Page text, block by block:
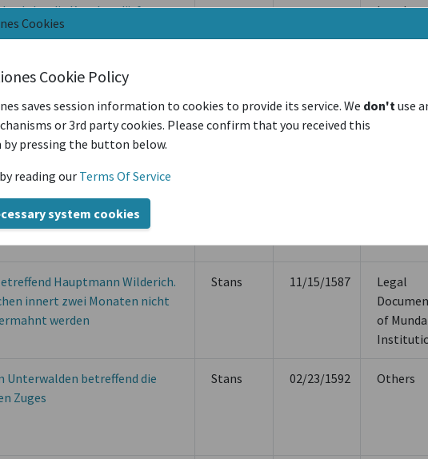
Cookies
Cookie Policy
saves session information to cookies to provide its service. We don't use
or 3rd party cookies. Please confirm that you received this
pressing the button below.
reading ourTerms Of Service
system cookies
gelobt, die Knechte dürfen
Besoldung sorgen
Legal
Farliman: dieser soll
dafür sorgen, dass seine
einen Aufbruch für den
aber ein Hintersässe
so werden diese
Hauptmann Wilderich.
innert zwei Monaten nicht
werden
Stans 11/15/1587
Legal
of
Unterwalden betreffend die
Zuges
Stans 02/23/1592 Others